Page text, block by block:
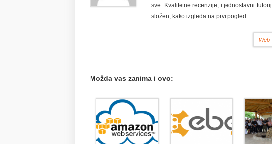
sve. Kvalitetne recenzije, i jednostavni
složen, kako izgleda na prvi pogled.
Web
Možda vas zanima i ovo: